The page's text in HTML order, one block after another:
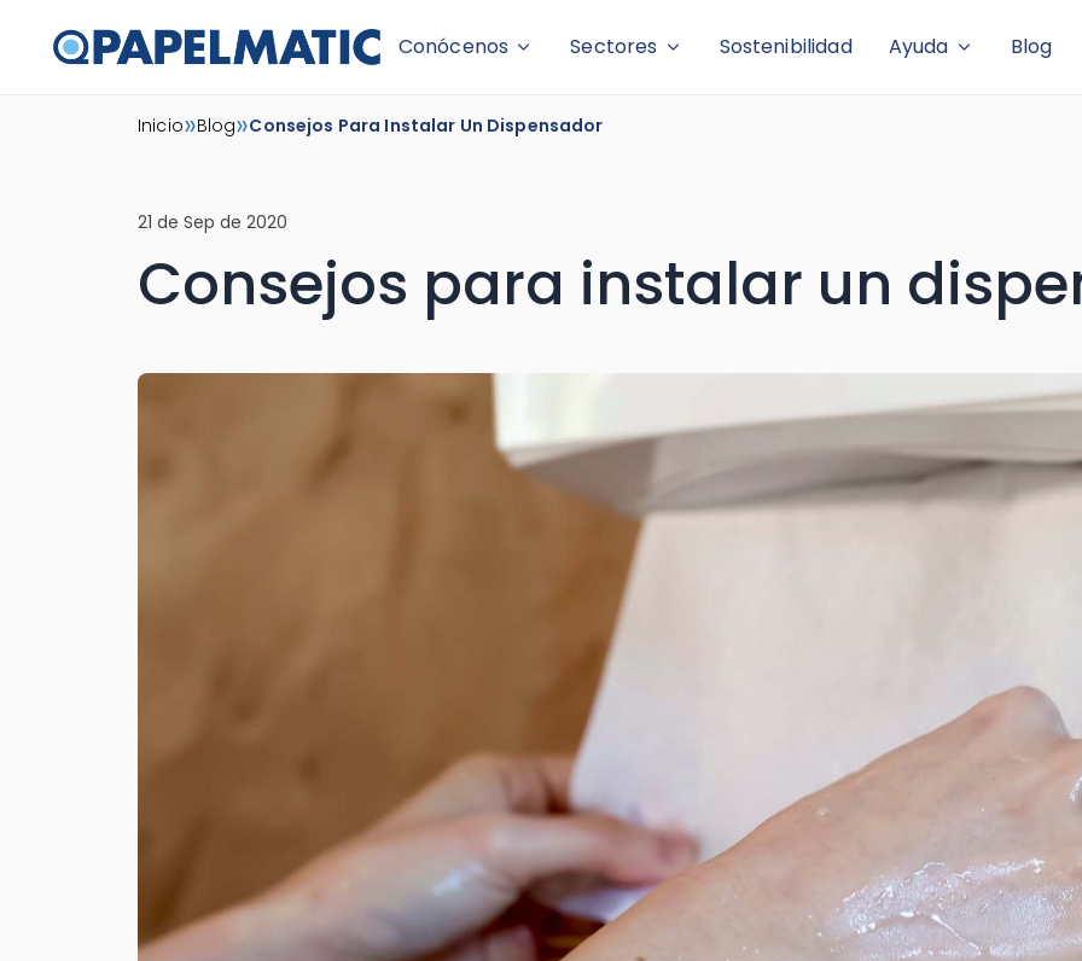
Conócenos Sectores Sostenibilidad Ayuda Blog
Inicio»Blog»Consejos Para Instalar Un Dispensador
21 de Sep de 2020
Consejos para instalar un